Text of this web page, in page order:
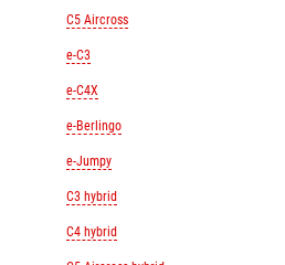
C5 Aircross
e-C3
e-C4X
e-Berlingo
e-Jumpy
C3 hybrid
C4 hybrid